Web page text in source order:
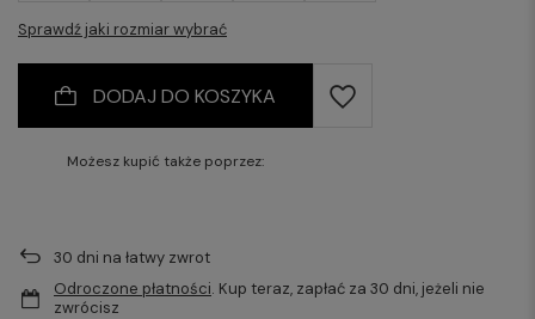
Sprawdź jaki rozmiar wybrać
DODAJ DO KOSZYKA
Możesz kupić także poprzez:
30 dni na łatwy zwrot
Odroczone płatności. Kup teraz, zapłać za 30 dni, jeżeli nie
zwrócisz